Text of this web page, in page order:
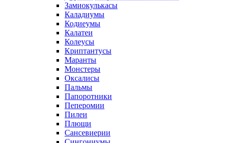
Замиокулькасы
Каладиумы
Кодиеумы
Калатеи
Колеусы
Криптантусы
Маранты
Монстеры
Оксалисы
Пальмы
Папоротники
Пеперомии
Пилеи
Плющи
Сансевиерии